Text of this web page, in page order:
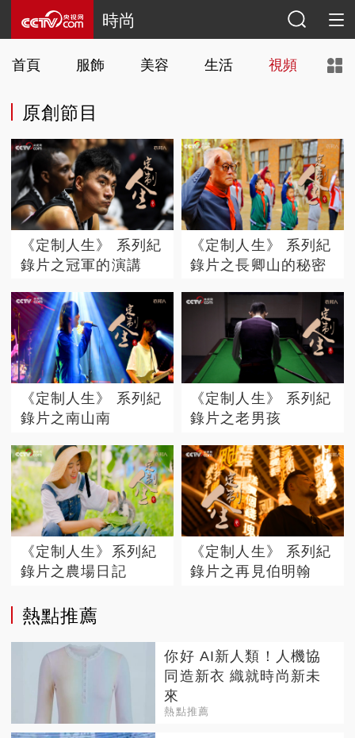
時尚
首頁 服飾 美容 生活 視頻
原創節目
《定制人生》 系列紀
錄片之冠軍的演講
《定制人生》 系列紀
錄片之長卿山的秘密
《定制人生》 系列紀
錄片之南山南
《定制人生》 系列紀
錄片之老男孩
《定制人生》系列紀
錄片之農場日記
《定制人生》 系列紀
錄片之再見伯明翰
熱點推薦
你好 AI新人類！人機協
同造新衣 織就時尚新未
來
熱點推薦